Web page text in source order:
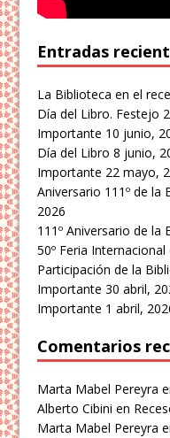
Entradas
La Biblioteca en el
Día del Libro. Festejo
Importante 10 junio,
Día del Libro 8 junio,
Importante 22 mayo,
Aniversario 111º de la
2026
111º Aniversario de la
50º Feria
Participación de la
Importante 30 abril,
Importante 1 abril,
Comentarios
Marta Mabel Pereyra
Alberto Cibini en
Marta Mabel Pereyra